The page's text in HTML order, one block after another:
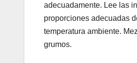
adecuadamente. Lee las
proporciones adecuadas
temperatura ambiente.
grumos.